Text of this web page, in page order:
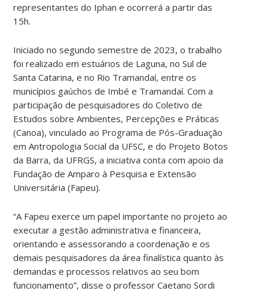
representantes do Iphan e ocorrerá a partir das
15h.
Iniciado no segundo semestre de 2023, o trabalho
foi realizado em estuários de Laguna, no Sul de
Santa Catarina, e no Rio Tramandaí, entre os
municípios gaúchos de Imbé e Tramandaí. Com a
participação de pesquisadores do Coletivo de
Estudos sobre Ambientes, Percepções e Práticas
(Canoa), vinculado ao Programa de Pós-Graduação
em Antropologia Social da UFSC, e do Projeto Botos
da Barra, da UFRGS, a iniciativa conta com apoio da
Fundação de Amparo à Pesquisa e Extensão
Universitária (Fapeu).
“A Fapeu exerce um papel importante no projeto ao
executar a gestão administrativa e financeira,
orientando e assessorando a coordenação e os
demais pesquisadores da área finalística quanto às
demandas e processos relativos ao seu bom
funcionamento”, disse o professor Caetano Sordi